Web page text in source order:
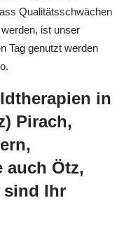
Qualitätsschwächen
ist unser
Tag genutzt werden
in
Pirach,
auch Ötz,
sind Ihr